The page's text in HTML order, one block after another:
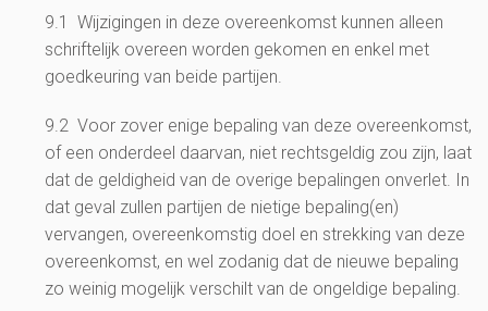
9.1 Wijzigingen in deze overeenkomst kunnen alleen
schriftelijk overeen worden gekomen en enkel met
goedkeuring van beide partijen.
9.2 Voor zover enige bepaling van deze overeenkomst,
of een onderdeel daarvan, niet rechtsgeldig zou zijn, laat
dat de geldigheid van de overige bepalingen onverlet. In
dat geval zullen partijen de nietige bepaling(en)
vervangen, overeenkomstig doel en strekking van deze
overeenkomst, en wel zodanig dat de nieuwe bepaling
zo weinig mogelijk verschilt van de ongeldige bepaling.